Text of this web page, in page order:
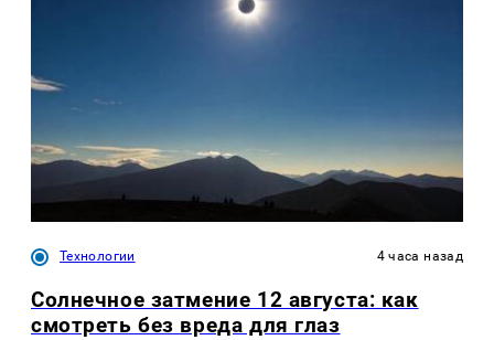
Технологии 4 часа назад
Солнечное затмение 12 августа: как
смотреть без вреда для глаз